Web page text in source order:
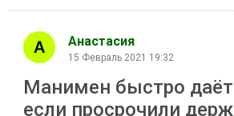
Анастасия
15 Февраль 2021 19:32
Манимен быстро
если просрочили